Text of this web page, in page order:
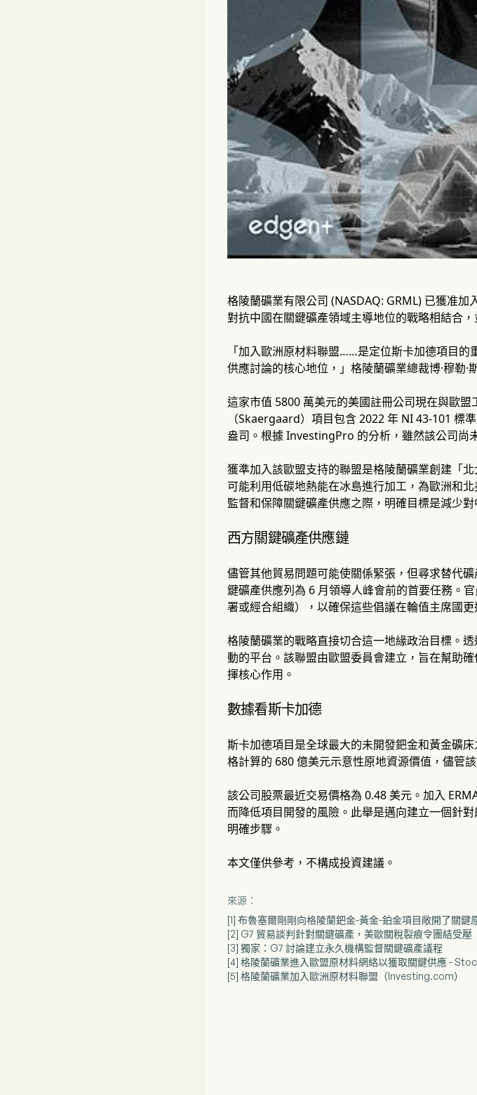
格陵蘭礦業有限公司 (NASDAQ: GRML) 已獲准
對抗中國在關鍵礦產領域主導地位的戰略相結合
「加入歐洲原材料聯盟……是定位斯卡加德項目
供應討論的核心地位，」格陵蘭礦業總裁博·穆勒
這家市值 5800 萬美元的美國註冊公司現在與歐
（Skaergaard）項目包含 2022 年 NI 43-101 標
盎司。根據 InvestingPro 的分析，雖然該公司尚
獲準加入該歐盟支持的聯盟是格陵蘭礦業創建「
可能利用低碳地熱能在冰島進行加工，為歐洲和
監督和保障關鍵礦產供應之際，明確目標是減少對
西方關鍵礦產供應鏈
儘管其他貿易問題可能使關係緊張，但尋求替代
鍵礦產供應列為 6 月領導人峰會前的首要任務。
署或經合組織），以確保這些倡議在輪值主席國更
格陵蘭礦業的戰略直接切合這一地緣政治目標。
動的平台。該聯盟由歐盟委員會建立，旨在幫助
揮核心作用。
數據看斯卡加德
斯卡加德項目是全球最大的未開發鈀金和黃金礦
格計算的 680 億美元示意性原地資源價值，儘管
該公司股票最近交易價格為 0.48 美元。加入
而降低項目開發的風險。此舉是邁向建立一個針
明確步驟。
本文僅供參考，不構成投資建議。
來源：
[1] 布魯塞爾剛剛向格陵蘭鈀金-黃金-鉑金項目敞開了關
[2] G7 貿易談判針對關鍵礦產，美歐關稅裂痕令團結受壓
[3] 獨家：G7 討論建立永久機構監督關鍵礦產議程
[4] 格陵蘭礦業進入歐盟原材料網絡以獲取關鍵供應 -
[5] 格陵蘭礦業加入歐洲原材料聯盟（Investing.com）